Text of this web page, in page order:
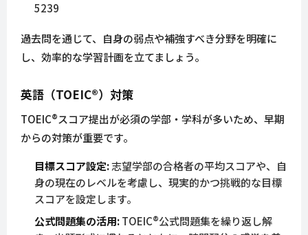
5239
過去問を通じて、自身の弱点や補強すべき分野を明確に
し、効率的な学習計画を立てましょう。
英語（TOEIC®）対策
TOEIC®スコア提出が必須の学部・学科が多いため、早期
からの対策が重要です。
目標スコア設定:志望学部の合格者の平均スコアや、自
身の現在のレベルを考慮し、現実的かつ挑戦的な目標
スコアを設定します。
公式問題集の活用:TOEIC®公式問題集を繰り返し解